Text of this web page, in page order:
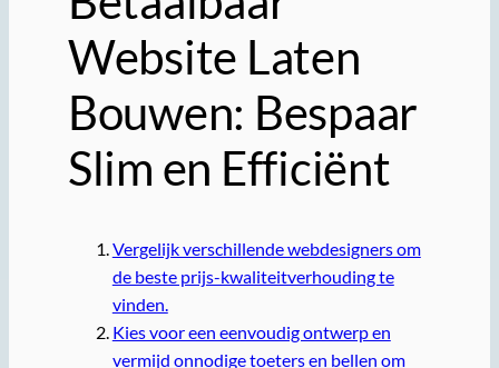
Website Laten
Bouwen: Bespaar
Slim en Efficiënt
Vergelijk verschillende webdesigners om
de beste prijs-kwaliteitverhouding te
vinden.
Kies voor een eenvoudig ontwerp en
vermijd onnodige toeters en bellen om